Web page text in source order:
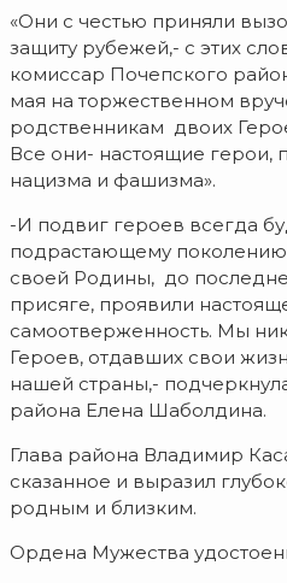
«Они с честью приняли
защиту рубежей,- с этих
комиссар Почепского
мая на торжественном
родственникам двоих
Все они- настоящие герои,
нацизма и фашизма».
-И подвиг героев всегда
подрастающему
своей Родины, до
присяге, проявили
самоотверженность. Мы
Героев, отдавших свои
нашей страны,-
района Елена Шаболдина.
Глава района Владимир
сказанное и выразил
родным и близким.
Ордена Мужества